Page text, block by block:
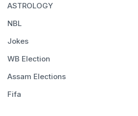
ASTROLOGY
NBL
Jokes
WB Election
Assam Elections
Fifa